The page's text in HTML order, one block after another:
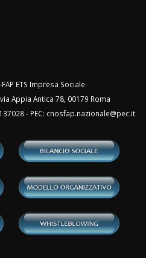
ETS Impresa Sociale
Appia Antica 78, 00179 Roma
- PEC: cnosfap.nazionale@pec.it